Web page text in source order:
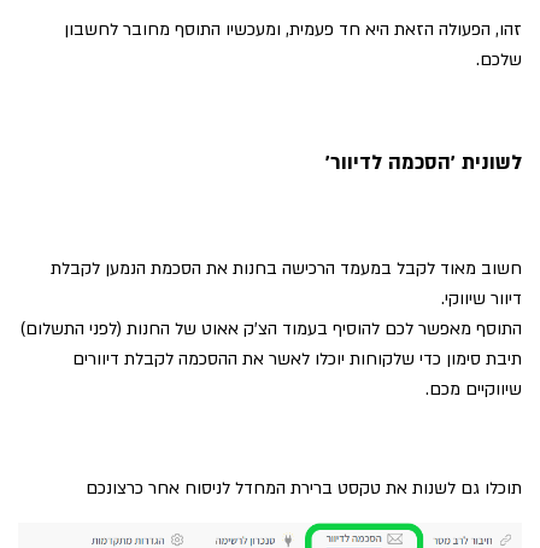
זהו, הפעולה הזאת היא חד פעמית, ומעכשיו התוסף מחובר לחשבון
שלכם.
לשונית 'הסכמה לדיוור'
חשוב מאוד לקבל במעמד הרכישה בחנות את הסכמת הנמען לקבלת
דיוור שיווקי.
התוסף מאפשר לכם להוסיף בעמוד הצ'ק אאוט של החנות (לפני התשלום)
תיבת סימון כדי שלקוחות יוכלו לאשר את ההסכמה לקבלת דיוורים
שיווקיים מכם.
תוכלו גם לשנות את טקסט ברירת המחדל לניסוח אחר כרצונכם